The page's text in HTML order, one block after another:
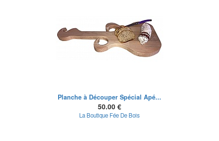
Planche à Découper Spécial Apé...
50.00 €
La Boutique Fée De Bois